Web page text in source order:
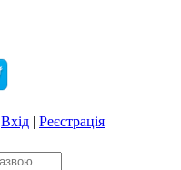
Вхід | Реєстрація